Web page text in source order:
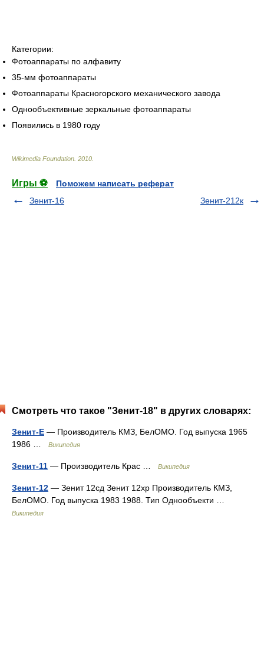
Категории:
Фотоаппараты по алфавиту
35-мм фотоаппараты
Фотоаппараты Красногорского механического завода
Однообъективные зеркальные фотоаппараты
Появились в 1980 году
Wikimedia Foundation 2010
Игры ⚽
Поможем написать реферат
Зенит-16
Зенит-212к
Смотреть что такое "Зенит-18" в других словарях:
Зенит-Е — Производитель КМЗ, БелОМО. Год выпуска 1965
1986 …
Википедия
Зенит-11 — Производитель Крас … Википедия
Зенит-12 — Зенит 12сд Зенит 12хр Производитель КМЗ,
БелОМО. Год выпуска 1983 1988. Тип Однообъекти …
Википедия